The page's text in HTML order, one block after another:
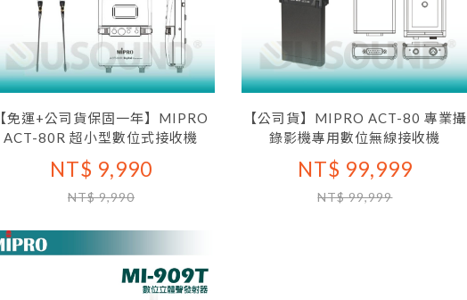
【免運+公司貨保固一年】MIPRO
ACT-80R 超小型數位式接收機
NT$ 9,990
NT$ 9,990
【公司貨】MIPRO ACT-80 專業攝
錄影機專用數位無線接收機
NT$ 99,999
NT$ 99,999